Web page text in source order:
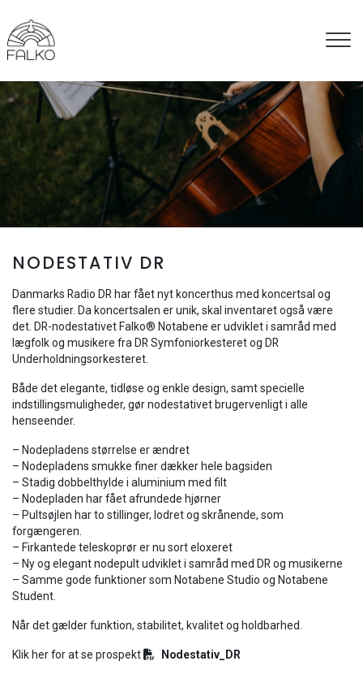
hovedindhold
NODESTATIV DR
Danmarks Radio DR har fået nyt koncerthus med koncertsal og
flere studier. Da koncertsalen er unik, skal inventaret også være
det. DR-nodestativet Falko® Notabene er udviklet i samråd med
lægfolk og musikere fra DR Symfoniorkesteret og DR
Underholdningsorkesteret.
Både det elegante, tidløse og enkle design, samt specielle
indstillingsmuligheder, gør nodestativet brugervenligt i alle
henseender.
– Nodepladens størrelse er ændret
– Nodepladens smukke finer dækker hele bagsiden
– Stadig dobbelthylde i aluminium med filt
– Nodepladen har fået afrundede hjørner
– Pultsøjlen har to stillinger, lodret og skrånende, som
forgængeren.
– Firkantede teleskoprør er nu sort eloxeret
– Ny og elegant nodepult udviklet i samråd med DR og musikerne
– Samme gode funktioner som Notabene Studio og Notabene
Student.
Når det gælder funktion, stabilitet, kvalitet og holdbarhed.
Klik her for at se prospekt Nodestativ_DR